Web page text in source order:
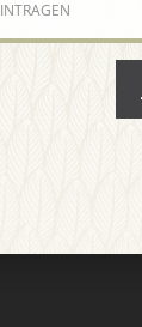
Nach oben